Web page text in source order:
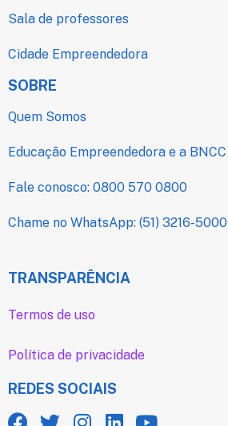
Sala de professores
Cidade Empreendedora
SOBRE
Quem Somos
Educação Empreendedora e a BNCC
Fale conosco: 0800 570 0800
Chame no WhatsApp: (51) 3216-5000
TRANSPARÊNCIA
Termos de uso
Política de privacidade
REDES SOCIAIS